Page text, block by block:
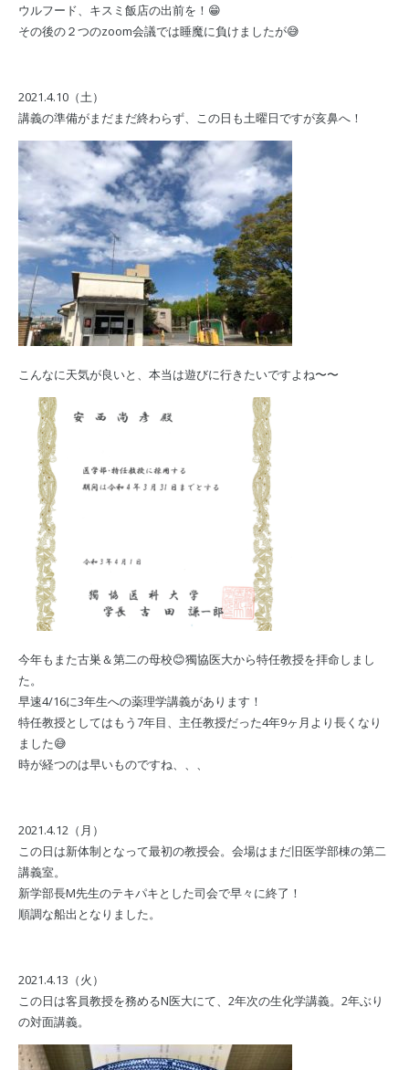
ウルフード、キスミ飯店の出前を！😁
その後の２つのzoom会議では睡魔に負けましたが😅
2021.4.10（土）
講義の準備がまだまだ終わらず、この日も土曜日ですが亥鼻へ！
こんなに天気が良いと、本当は遊びに行きたいですよね〜〜
今年もまた古巣＆第二の母校😊獨協医大から特任教授を拝命しまし
た。
早速4/16に3年生への薬理学講義があります！
特任教授としてはもう7年目、主任教授だった4年9ヶ月より長くなり
ました😅
時が経つのは早いものですね、、、
2021.4.12（月）
この日は新体制となって最初の教授会。会場はまだ旧医学部棟の第二
講義室。
新学部長M先生のテキパキとした司会で早々に終了！
順調な船出となりました。
2021.4.13（火）
この日は客員教授を務めるN医大にて、2年次の生化学講義。2年ぶり
の対面講義。